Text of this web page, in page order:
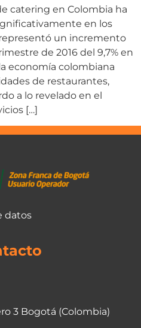
catering en Colombia ha
en los
un incremento
de 2016 del 9,7% en
economía colombiana
de restaurantes,
a lo revelado en el
[…]
datos
3 Bogotá (Colombia)